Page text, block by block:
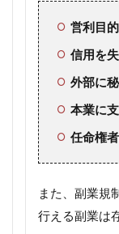
営利目
信用を
外部に
本業に
任命権
また、副業規
行える副業は